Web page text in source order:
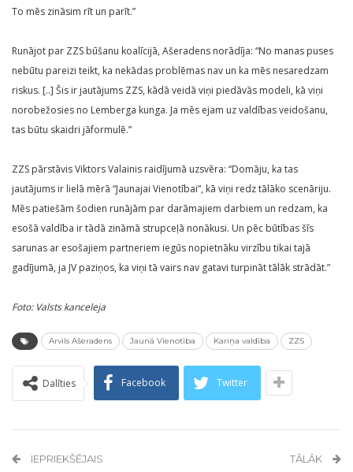
To mēs zināsim rīt un parīt.”
Runājot par ZZS būšanu koalīcijā, Ašeradens norādīja: “No manas puses
nebūtu pareizi teikt, ka nekādas problēmas nav un ka mēs nesaredzam
riskus. [..] Šis ir jautājums ZZS, kādā veidā viņi piedāvās modeli, kā viņi
norobežosies no Lemberga kunga. Ja mēs ejam uz valdības veidošanu,
tas būtu skaidri jāformulē.”
ZZS pārstāvis Viktors Valainis raidījumā uzsvēra: “Domāju, ka tas
jautājums ir lielā mērā “Jaunajai Vienotībai”, kā viņi redz tālāko scenāriju.
Mēs patiešām šodien runājām par darāmajiem darbiem un redzam, ka
esošā valdība ir tādā zināmā strupceļā nonākusi. Un pēc būtības šīs
sarunas ar esošajiem partneriem iegūs nopietnāku virzību tikai tajā
gadījumā, ja JV paziņos, ka viņi tā vairs nav gatavi turpināt tālāk strādāt.”
Foto: Valsts kanceleja
Arvils Ašeradens Jaunā Vienotība Kariņa valdība ZZS
Dalīties Facebook Twitter
IEPRIEKŠĒJAIS TĀLĀK